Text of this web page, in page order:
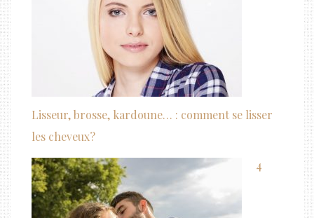
Lisseur, brosse, kardoune… : comment se lisser
les cheveux?
4